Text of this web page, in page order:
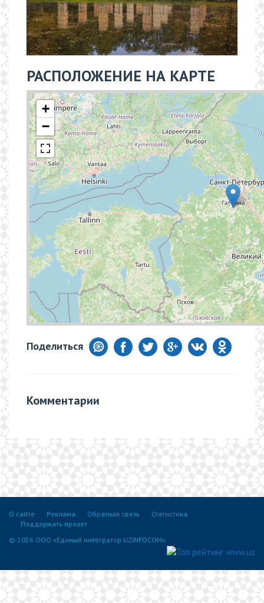
РАСПОЛОЖЕНИЕ НА КАРТЕ
+
−
Поделиться
Комментарии
О сайте Реклама Обратная связь
Статистика
Поддержать проект
© 2026 ООО «Единый интегратор UZINFOCOM»